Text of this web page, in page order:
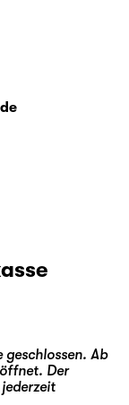
geschlossen. Ab
Der